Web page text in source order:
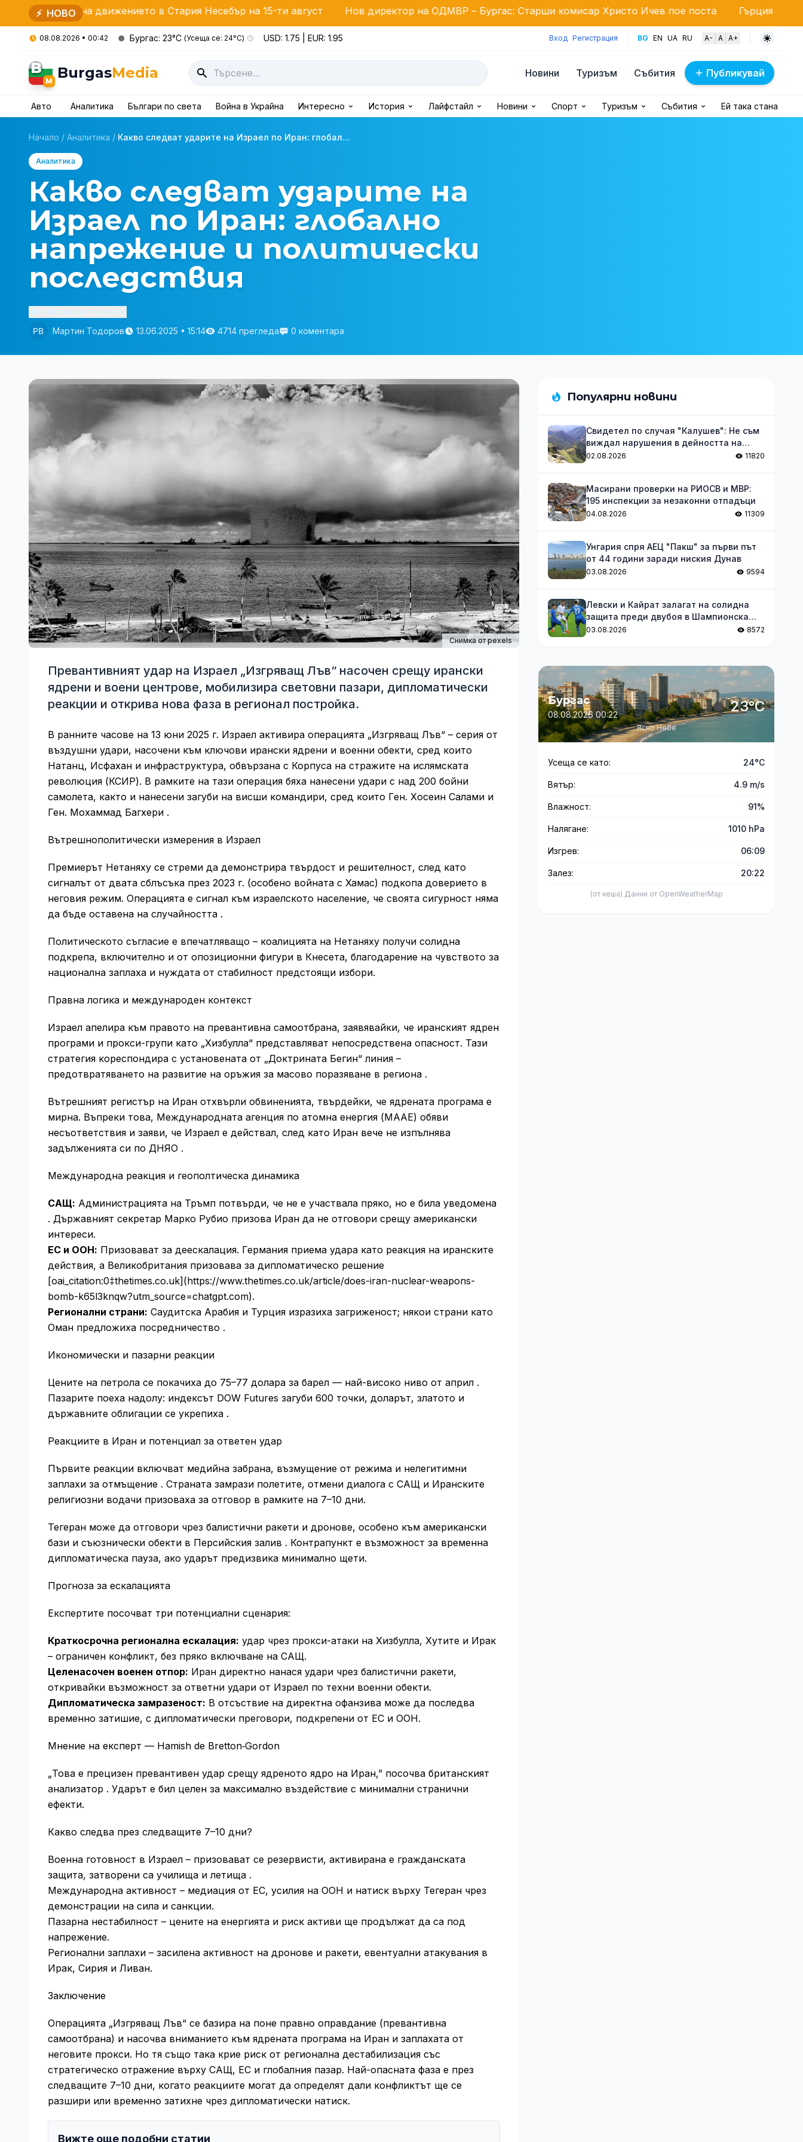
⚡ НОВО
на движението в Стария Несебър на 15-ти август Нов директор на ОДМВР – Бургас: Старши комисар Христо Ичев пое поста Гърция с жесток
08.08.2026 • 00:42 Бургас: 23°C (Усеща се: 24°C) USD: 1.75 | EUR: 1.95 Вход Регистрация BG EN UA RU A- A A+
B
M BurgasMedia Новини Туризъм Събития Публикувай
Авто Аналитика Българи по света Война в Украйна Интересно История Лайфстайл Новини Спорт Туризъм Събития Ей така стана
Начало / Аналитика / Какво следват ударите на Израел по Иран: глобал...
Аналитика
Какво следват ударите на
Израел по Иран: глобално
напрежение и политически
последствия
Мартин Тодоров
13.06.2025 • 15:14 4714 прегледа 0 коментара
Снимка от pexels
Превантивният удар на Израел „Изгряващ Лъв“ насочен срещу ирански
ядрени и воени центрове, мобилизира световни пазари, дипломатически
реакции и открива нова фаза в регио­нал постройка.
В ранните часове на 13 юни 2025 г. Израел активира операцията „Изгряващ Лъв“ – серия от
въздушни удари, насочени към ключови ирански ядрени и военни обекти, сред които
Натанц, Исфахан и инфраструктура, обвързана с Корпуса на стражите на ислямската
революция (КСИР). В рамките на тази операция бяха нанесени удари с над 200 бойни
самолета, както и нанесени загуби на висши командири, сред които Ген. Хосеин Салами и
Ген. Мохаммад Багхери .
Вътрешнополитически измерения в Израел
Премиерът Нетаняху се стреми да демонстрира твърдост и решителност, след като
сигналът от двата сблъсъка през 2023 г. (особено войната с Хамас) подкопа доверието в
неговия режим. Операцията е сигнал към израелското население, че своята сигурност няма
да бъде оставена на случайността .
Политическото съгласие е впечатляващо – коалицията на Нетаняху получи солидна
подкрепа, включително и от опозиционни фигури в Кнесета, благодарение на чувството за
национална заплаха и нуждата от стабилност предстоящи избори.
Правна логика и международен контекст
Израел апелира към правото на превантивна самоотбрана, заявявайки, че иранският ядрен
програми и прокси-групи като „Хизбулла“ представляват непосредствена опасност. Тази
стратегия кореспондира с установената от „Доктрината Бегин“ линия –
предотвратяването на развитие на оръжия за масово поразяване в региона .
Вътрешният регистър на Иран отхвърли обвиненията, твърдейки, че ядрената програма е
мирна. Въпреки това, Международната агенция по атомна енергия (МААЕ) обяви
несъответствия и заяви, че Израел е действал, след като Иран вече не изпълнява
задълженията си по ДНЯО .
Международна реакция и геополтическа динамика
САЩ: Администрацията на Тръмп потвърди, че не е участвала пряко, но е била уведомена
. Държавният секретар Марко Рубио призова Иран да не отговори срещу американски
интереси.
ЕС и ООН: Призовават за деескалация. Германия приема удара като реакция на иранските
действия, а Великобритания призовава за дипломатическо решение
[oai_citation:0‡thetimes.co.uk](https://www.thetimes.co.uk/article/does-iran-nuclear-weapons-
bomb-k65l3knqw?utm_source=chatgpt.com).
Регионални страни: Саудитска Арабия и Турция изразиха загриженост; някои страни като
Оман предложиха посредничество .
Икономически и пазарни реакции
Цените на петрола се покачиха до 75–77 долара за барел — най-високо ниво от април .
Пазарите поеха надолу: индексът DOW Futures загуби 600 точки, доларът, златото и
държавните облигации се укрепиха .
Реакциите в Иран и потенциал за ответен удар
Първите реакции включват медийна забрана, възмущение от режима и нелегитимни
заплахи за отмъщение . Страната замрази полетите, отмени диалога с САЩ и Иранските
религиозни водачи призоваха за отговор в рамките на 7–10 дни.
Тегеран може да отговори чрез балистични ракети и дронове, особено към американски
бази и съюзнически обекти в Персийския залив . Контрапункт е възможност за временна
дипломатическа пауза, ако ударът предизвика минимално щети.
Прогноза за ескалацията
Експертите посочват три потенциални сценария:
Краткосрочна регионална ескалация: удар чрез прокси-атаки на Хизбулла, Хутите и Ирак
– ограничен конфликт, без пряко включване на САЩ.
Целенасочен военен отпор: Иран директно нанася удари чрез балистични ракети,
откривайки възможност за ответни удари от Израел по техни военни обекти.
Дипломатическа замразеност: В отсъствие на директна офанзива може да последва
временно затишие, с дипломатически преговори, подкрепени от ЕС и ООН.
Мнение на експерт — Hamish de Bretton‑Gordon
„Това е прецизен превантивен удар срещу ядреното ядро на Иран,” посочва британският
анализатор . Ударът е бил целен за максимално въздействие с минимални странични
ефекти.
Какво следва през следващите 7–10 дни?
Военна готовност в Израел – призовават се резервисти, активирана е гражданската
защита, затворени са училища и летища .
Международна активност – медиация от ЕС, усилия на ООН и натиск върху Тегеран чрез
демонстрации на сила и санкции.
Пазарна нестабилност – цените на енергията и риск активи ще продължат да са под
напрежение.
Регионални заплахи – засилена активност на дронове и ракети, евентуални атакувания в
Ирак, Сирия и Ливан.
Заключение
Операцията „Изгряващ Лъв“ се базира на поне правно оправдание (превантивна
самоотбрана) и насочва вниманието към ядрената програма на Иран и заплахата от
неговите прокси. Но тя също така крие риск от регионална дестабилизация със
стратегическо отражение върху САЩ, ЕС и глобалния пазар. Най-опасната фаза е през
следващите 7–10 дни, когато реакциите могат да определят дали конфликтът ще се
разшири или временно затихне чрез дипломатически натиск.
Вижте още подобни статии
Популярни новини
Свидетел по случая "Калушев": Не съм
виждал нарушения в дейността на
групата
02.08.2026 11820
Масирани проверки на РИОСВ и МВР:
195 инспекции за незаконни отпадъци
04.08.2026 11309
Унгария спря АЕЦ "Пакш" за първи път
от 44 години заради ниския Дунав
03.08.2026 9594
Левски и Кайрат залагат на солидна
защита преди двубоя в Шампионска
лига
03.08.2026 8572
Бургас
08.08.2026 00:22 23°C
Ясно Небе
Усеща се като: 24°C
Вятър: 4.9 m/s
Влажност: 91%
Налягане: 1010 hPa
Изгрев: 06:09
Залез: 20:22
(от кеша) Данни от OpenWeatherMap